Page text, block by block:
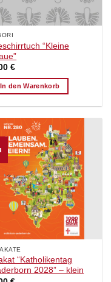
“Kleine
€
In den Warenkorb
“Katholikentag
2028” – klein